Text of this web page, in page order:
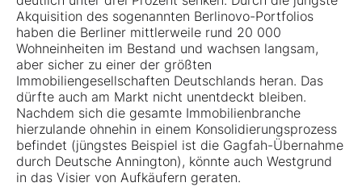
Akquisition des sogenannten Berlinovo-Portfolios
haben die Berliner mittlerweile rund 20 000
Wohneinheiten im Bestand und wachsen langsam,
aber sicher zu einer der größten
Immobiliengesellschaften Deutschlands heran. Das
dürfte auch am Markt nicht unentdeckt bleiben.
Nachdem sich die gesamte Immobilienbranche
hierzulande ohnehin in einem Konsolidierungsprozess
befindet (jüngstes Beispiel ist die Gagfah-Übernahme
durch Deutsche Annington), könnte auch Westgrund
in das Visier von Aufkäufern geraten.